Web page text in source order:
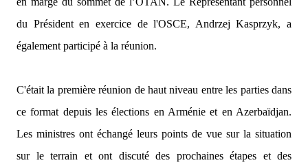
du Président en exercice de l'OSCE, Andrzej Kasprzyk, a
également participé à la réunion.
C'était la première réunion de haut niveau entre les parties dans
ce format depuis les élections en Arménie et en Azerbaïdjan.
Les ministres ont échangé leurs points de vue sur la situation
sur le terrain et ont discuté des prochaines étapes et des